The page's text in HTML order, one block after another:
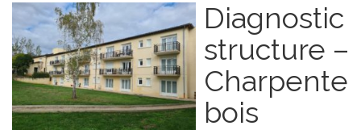
Diagnostic
structure –
Charpente
bois